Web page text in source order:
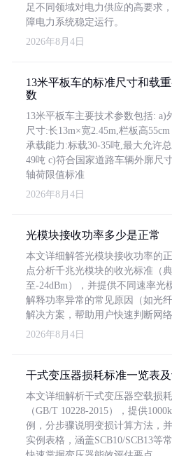
足不同领域对电力供应的高要求
障电力系统稳定运行。
2026年8月4日
13米平板车的标准尺寸和载
数
13米平板车主要技术参数包括: a)
尺寸:长13m×宽2.45m,栏板高55cm
承载能力:标载30-35吨,最大允许
49吨 c)符合国家道路车辆外廓尺
轴荷限值标准
2026年8月4日
光模块接收功率多少是正常
本文详细解答光模块接收功率的
点分析千兆光模块的收光标准（
至-24dBm），并提供不同速率光
解释功率异常的常见原因（如光
解决方案，帮助用户快速判断网络
2026年8月4日
干式变压器损耗标准一览表
本文详细解析干式变压器空载损
（GB/T 10228-2015），提供
例，分步骤说明变损计算方法，
实例表格，涵盖SCB10/SCB13等